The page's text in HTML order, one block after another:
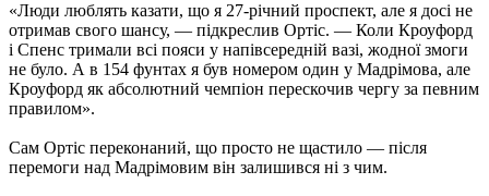
«Люди люблять казати, що я 27-річний проспект, але я досі не
отримав свого шансу, — підкреслив Ортіс. — Коли Кроуфорд
і Спенс тримали всі пояси у напівсередній вазі, жодної змоги
не було. А в 154 фунтах я був номером один у Мадрімова, але
Кроуфорд як абсолютний чемпіон перескочив чергу за певним
правилом».
Сам Ортіс переконаний, що просто не щастило — після
перемоги над Мадрімовим він залишився ні з чим.